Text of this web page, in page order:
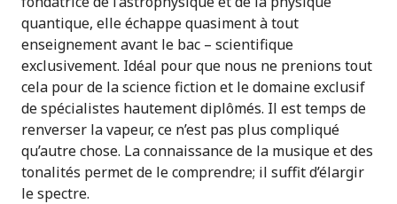
quantique, elle échappe quasiment à tout
enseignement avant le bac – scientifique
exclusivement. Idéal pour que nous ne prenions tout
cela pour de la science fiction et le domaine exclusif
de spécialistes hautement diplômés. Il est temps de
renverser la vapeur, ce n’est pas plus compliqué
qu’autre chose. La connaissance de la musique et des
tonalités permet de le comprendre; il suffit d’élargir
le spectre.